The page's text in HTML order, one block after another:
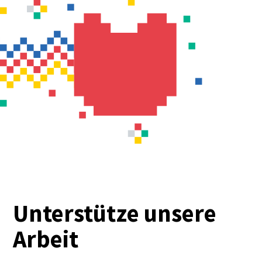
Unterstütze unsere
Arbeit